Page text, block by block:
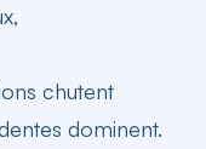
chutent
dominent.